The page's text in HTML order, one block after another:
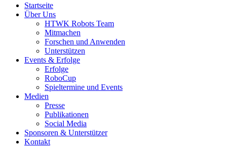
Startseite
Über Uns
HTWK Robots Team
Mitmachen
Forschen und Anwenden
Unterstützen
Events & Erfolge
Erfolge
RoboCup
Spieltermine und Events
Medien
Presse
Publikationen
Social Media
Sponsoren & Unterstützer
Kontakt